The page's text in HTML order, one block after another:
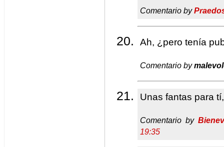
Comentario by
Ah, ¿pero tenía
Comentario by
Unas fantas para
Comentario by
19:35